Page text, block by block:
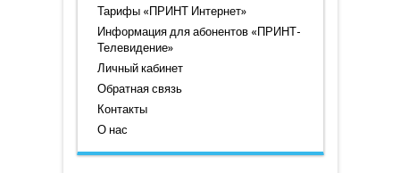
Тарифы «ПРИНТ Интернет»
Информация для абонентов «ПРИНТ-
Телевидение»
Личный кабинет
Обратная связь
Контакты
О нас